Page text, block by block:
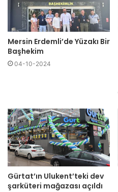
Mersin Erdemli’de Yüzakı Bir
Başhekim
04-10-2024
Gürtat’ın Ulukent’teki dev
şarküteri mağazası açıldı